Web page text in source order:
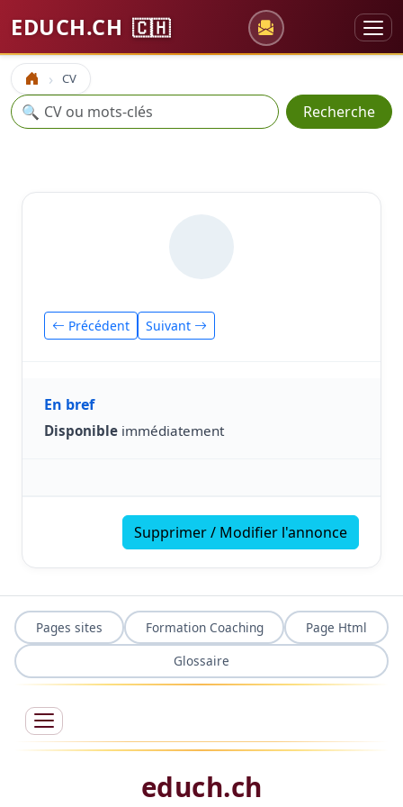
EDUCH.CH 🇨🇭
Accueil CV
Recherche
🔍 Recherche
Précédent Suivant
En bref
Disponible immédiatement
Supprimer / Modifier l'annonce
Pages sites Formation Coaching
Page Html
Glossaire
educh.ch